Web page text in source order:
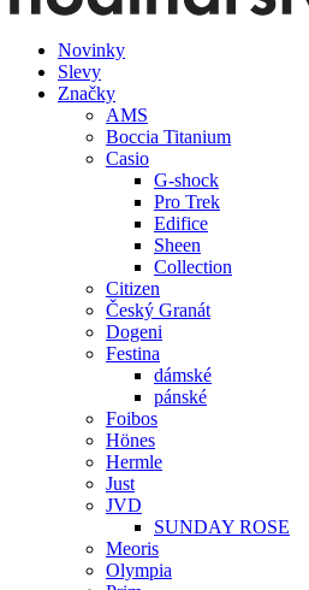
Novinky
Slevy
Značky
AMS
Boccia Titanium
Casio
G-shock
Pro Trek
Edifice
Sheen
Collection
Citizen
Český Granát
Dogeni
Festina
dámské
pánské
Foibos
Hönes
Hermle
Just
JVD
SUNDAY ROSE
Meoris
Olympia